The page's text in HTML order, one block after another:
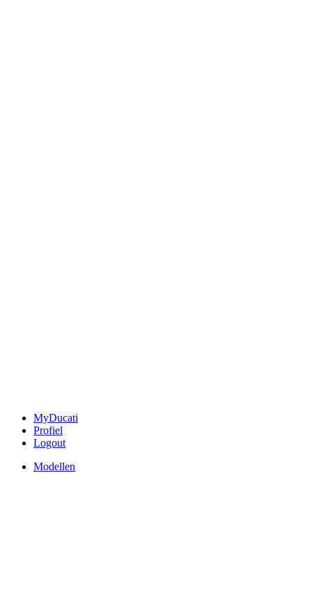
MyDucati
Profiel
Logout
Modellen